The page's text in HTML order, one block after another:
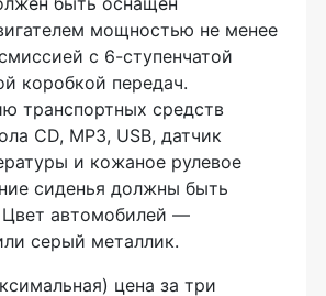
мощностью не менее
с 6-ступенчатой
коробкой передач.
транспортных средств
CD, МP3, USB, датчик
и кожаное рулевое
сиденья должны быть
автомобилей —
серый металлик.
цена за три